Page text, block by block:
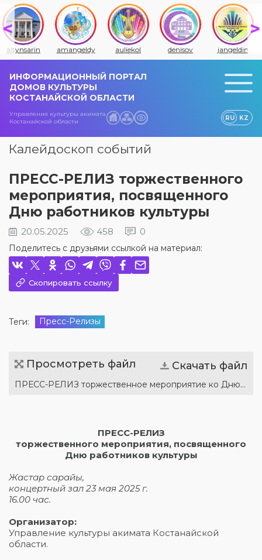
altynsarin amangeldy auliekol denisov jangeldin
ИНФОРМАЦИОННЫЙ ПОРТАЛ
ДОМОВ КУЛЬТУРЫ
КОСТАНАЙСКОЙ ОБЛАСТИ
Управления культуры акимата
Костанайской области
RU KZ
Калейдоскоп событий
ПРЕСС-РЕЛИЗ торжественного
мероприятия, посвященного
Дню работников культуры
20.05.2025 458 0
Поделитесь с друзьями ссылкой на материал:
Скопировать ссылку
Теги: Пресс-Релизы
Просмотреть файл Скачать файл
ПРЕСС-РЕЛИЗ торжественное мероприятие ко Дню работников культуры (каз. рус.).docx
ПРЕСС-РЕЛИЗ
торжественного мероприятия, посвященного
Дню работников культуры
Жастар сарайы,
концертный зал 23 мая 2025 г.
16.00 час.
Организатор:
Управление культуры акимата Костанайской
области.